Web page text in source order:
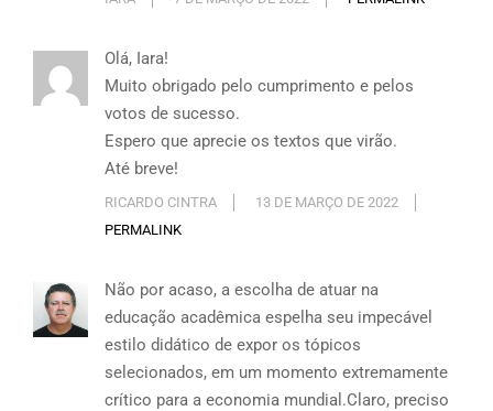
Olá, Iara!
Muito obrigado pelo cumprimento e pelos
votos de sucesso.
Espero que aprecie os textos que virão.
Até breve!
RICARDO CINTRA
13 DE MARÇO DE 2022
PERMALINK
Não por acaso, a escolha de atuar na
educação acadêmica espelha seu impecável
estilo didático de expor os tópicos
selecionados, em um momento extremamente
crítico para a economia mundial.Claro, preciso